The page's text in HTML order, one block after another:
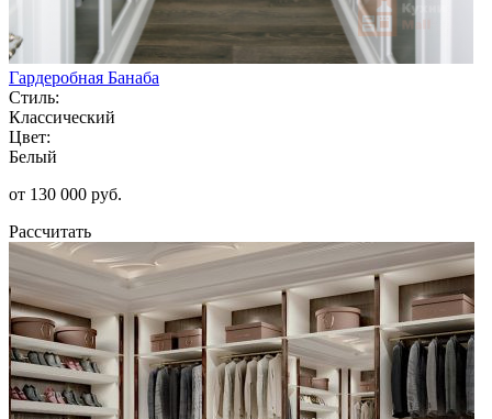
Гардеробная Банаба
Стиль:
Классический
Цвет:
Белый
от 130 000 руб.
Рассчитать